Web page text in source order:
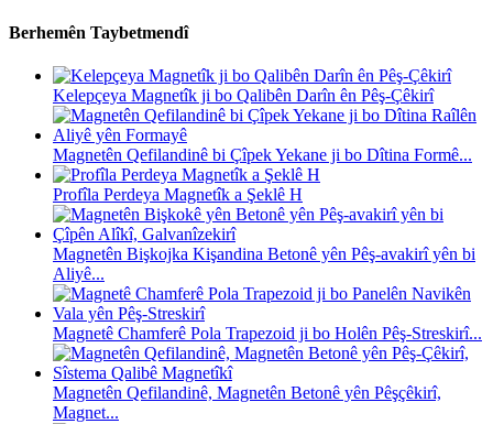
Berhemên Taybetmendî
Kelepçeya Magnetîk ji bo Qalibên Darîn ên Pêş-Çêkirî
Magnetên Qefilandinê bi Çîpek Yekane ji bo Dîtina Formê...
Profîla Perdeya Magnetîk a Şeklê H
Magnetên Bişkojka Kişandina Betonê yên Pêş-avakirî yên bi
Aliyê...
Magnetê Chamferê Pola Trapezoid ji bo Holên Pêş-Streskirî...
Magnetên Qefilandinê, Magnetên Betonê yên Pêşçêkirî,
Magnet...